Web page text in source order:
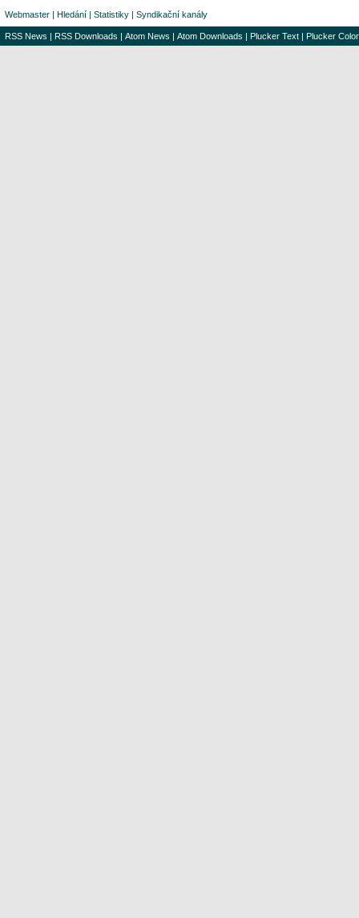
Webmaster | Hledání | Statistiky | Syndikační kanály
RSS News | RSS Downloads | Atom News | Atom Downloads | Plucker Text | Plucker Color